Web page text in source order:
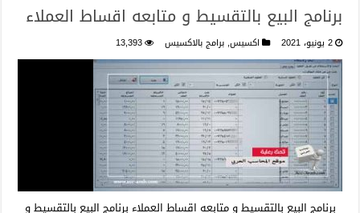
برنامج البيع بالتقسيط و متابعه اقساط العملاء
2 يونيو، 2021 اكسيس, برامج بالاكسيس 13,393
برنامج البيع بالتقسيط و متابعه اقساط العملاء برنامج البيع بالتقسيط و